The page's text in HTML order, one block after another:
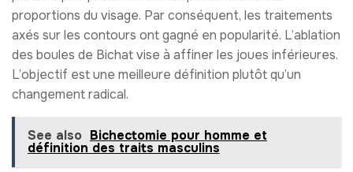
proportions du visage. Par conséquent, les traitements
axés sur les contours ont gagné en popularité. L’ablation
des boules de Bichat vise à affiner les joues inférieures.
L’objectif est une meilleure définition plutôt qu’un
changement radical.
See also Bichectomie pour homme et
définition des traits masculins